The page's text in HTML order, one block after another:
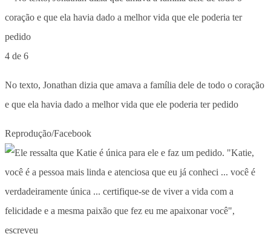
4 de 6
No texto, Jonathan dizia que amava a família dele de todo o coração
e que ela havia dado a melhor vida que ele poderia ter pedido
Reprodução/Facebook